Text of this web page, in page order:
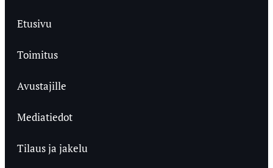
Etusivu
Toimitus
Avustajille
Mediatiedot
Tilaus ja jakelu